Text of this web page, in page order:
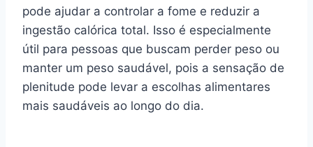
pode ajudar a controlar a fome e reduzir a
ingestão calórica total. Isso é especialmente
útil para pessoas que buscam perder peso ou
manter um peso saudável, pois a sensação de
plenitude pode levar a escolhas alimentares
mais saudáveis ao longo do dia.